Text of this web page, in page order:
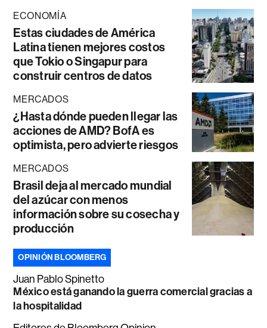
ECONOMÍA
Estas ciudades de América
Latina tienen mejores costos
que Tokio o Singapur para
construir centros de datos
MERCADOS
¿Hasta dónde pueden llegar las
acciones de AMD? BofA es
optimista, pero advierte riesgos
MERCADOS
Brasil deja al mercado mundial
del azúcar con menos
información sobre su cosecha y
producción
OPINIÓN BLOOMBERG
Juan Pablo Spinetto
México está ganando la guerra comercial gracias a
la hospitalidad